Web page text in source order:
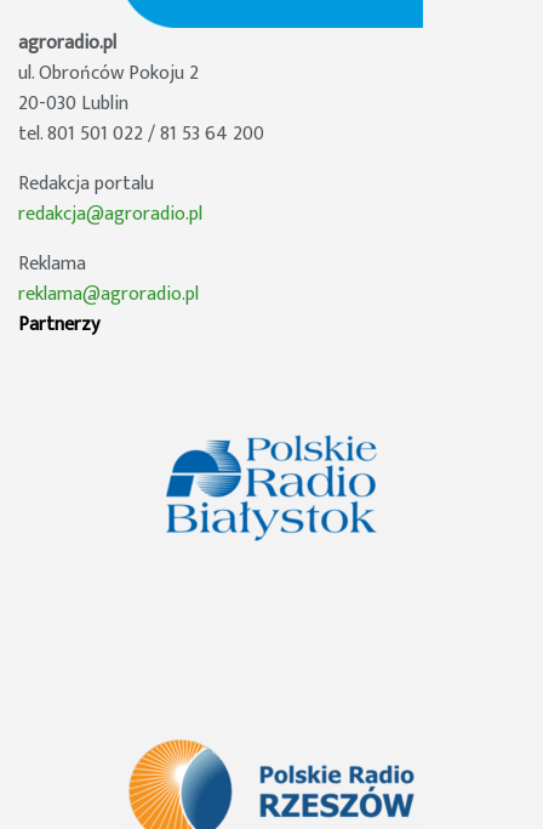
agroradio.pl
ul. Obrońców Pokoju 2
20-030 Lublin
tel. 801 501 022 / 81 53 64 200
Redakcja portalu
redakcja@agroradio.pl
Reklama
reklama@agroradio.pl
Partnerzy